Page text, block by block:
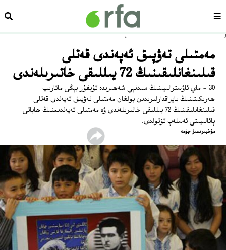
ئاساسلىق مەزمۇنغا ئاتلاڭسەھىپە
مەمتىلى تەۋپىق ئەپەندى قەتلى
قىلىنغانلىقىنىڭ 72 يىللىقى خاتىرىلەندى
30 - ماي ئاۋسترالىيىنىڭ سىدنېي شەھىرىدە ئۇيغۇر يېڭى مائارىپ
ھەرىكىتىنىڭ بايراقدارلىرىدىن بولغان مەمتىلى تەۋپىق ئەپەندى قەتلى
قىلىنغانلىقىنىڭ 72 يىللىقى خاتىرىلەندى ۋە مەمتىلى ئەپەندىمنىڭ ھاياتى
پائالىيىتى ئەسلەپ ئۆتۈلدى.
ﻣﯘﺧﺒﯩﺮﯨﻤﯩﺰ ﺟﯜﻣﻪ